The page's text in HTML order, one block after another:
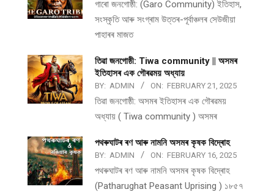
গাৰো জনগোষ্ঠী: (Garo Community) ইতিহাস,
সংস্কৃতি আৰু সংগ্ৰাম উত্তৰ-পূৰ্বাঞ্চলৰ সেউজীয়া
পাহাৰৰ মাজত
তিৱা জনগোষ্ঠী: Tiwa community || অসমৰ
ইতিহাসৰ এক গৌৰৱময় অধ্যায়
BY: ADMIN ON: FEBRUARY 21, 2025
তিৱা জনগোষ্ঠী: অসমৰ ইতিহাসৰ এক গৌৰৱময়
অধ্যায় ( Tiwa community ) অসমৰ
পথ​ৰুঘাট​ৰ ৰণ আৰু নামনি অসম​ৰ কৃষক বিদ্ৰোহ​
BY: ADMIN ON: FEBRUARY 16, 2025
পথ​ৰুঘাট​ৰ ৰণ আৰু নামনি অসম​ৰ কৃষক বিদ্ৰোহ​
(Patharughat Peasant Uprising ) ১৮৫৭